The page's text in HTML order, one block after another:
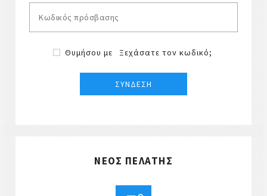
Θυμήσου με Ξεχάσατε τον κωδικό;
ΝΈΟΣ ΠΕΛΆΤΗΣ